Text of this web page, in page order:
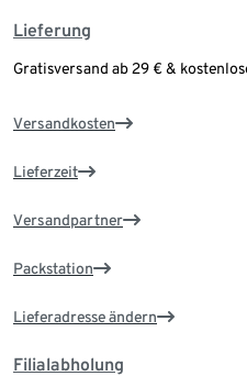
Lieferung
Gratisversand ab 29 € &
Versandkosten
Lieferzeit
Versandpartner
Packstation
Lieferadresse ändern
Filialabholung